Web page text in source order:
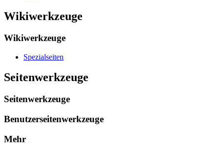
Wikiwerkzeuge
Wikiwerkzeuge
Spezialseiten
Seitenwerkzeuge
Seitenwerkzeuge
Benutzerseitenwerkzeuge
Mehr